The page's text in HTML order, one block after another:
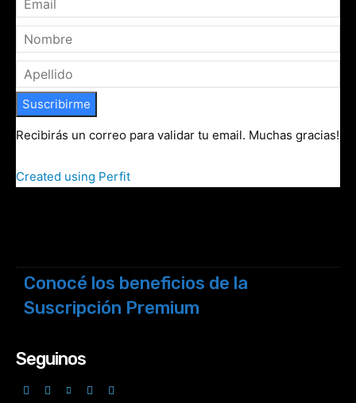
Suscribirme
Recibirás un correo para validar tu email. Muchas gracias!
Created using Perfit
Conocé los beneficios de la
Suscripción Premium
Seguinos